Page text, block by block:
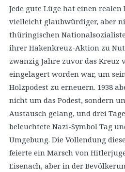
Jede gute Lüge hat einen
vielleicht glaubwürdiger, aber
thüringischen
ihrer Hakenkreuz-Aktion zu
zwanzig Jahre zuvor das Kreuz
eingelagert worden war, um
Holzpodest zu erneuern. 1938
nicht um das Podest, sondern
Austausch gelang, und drei
beleuchtete Nazi-Symbol Tag
Umgebung. Die Vollendung
feierte ein Marsch von
Eisenach, aber in der